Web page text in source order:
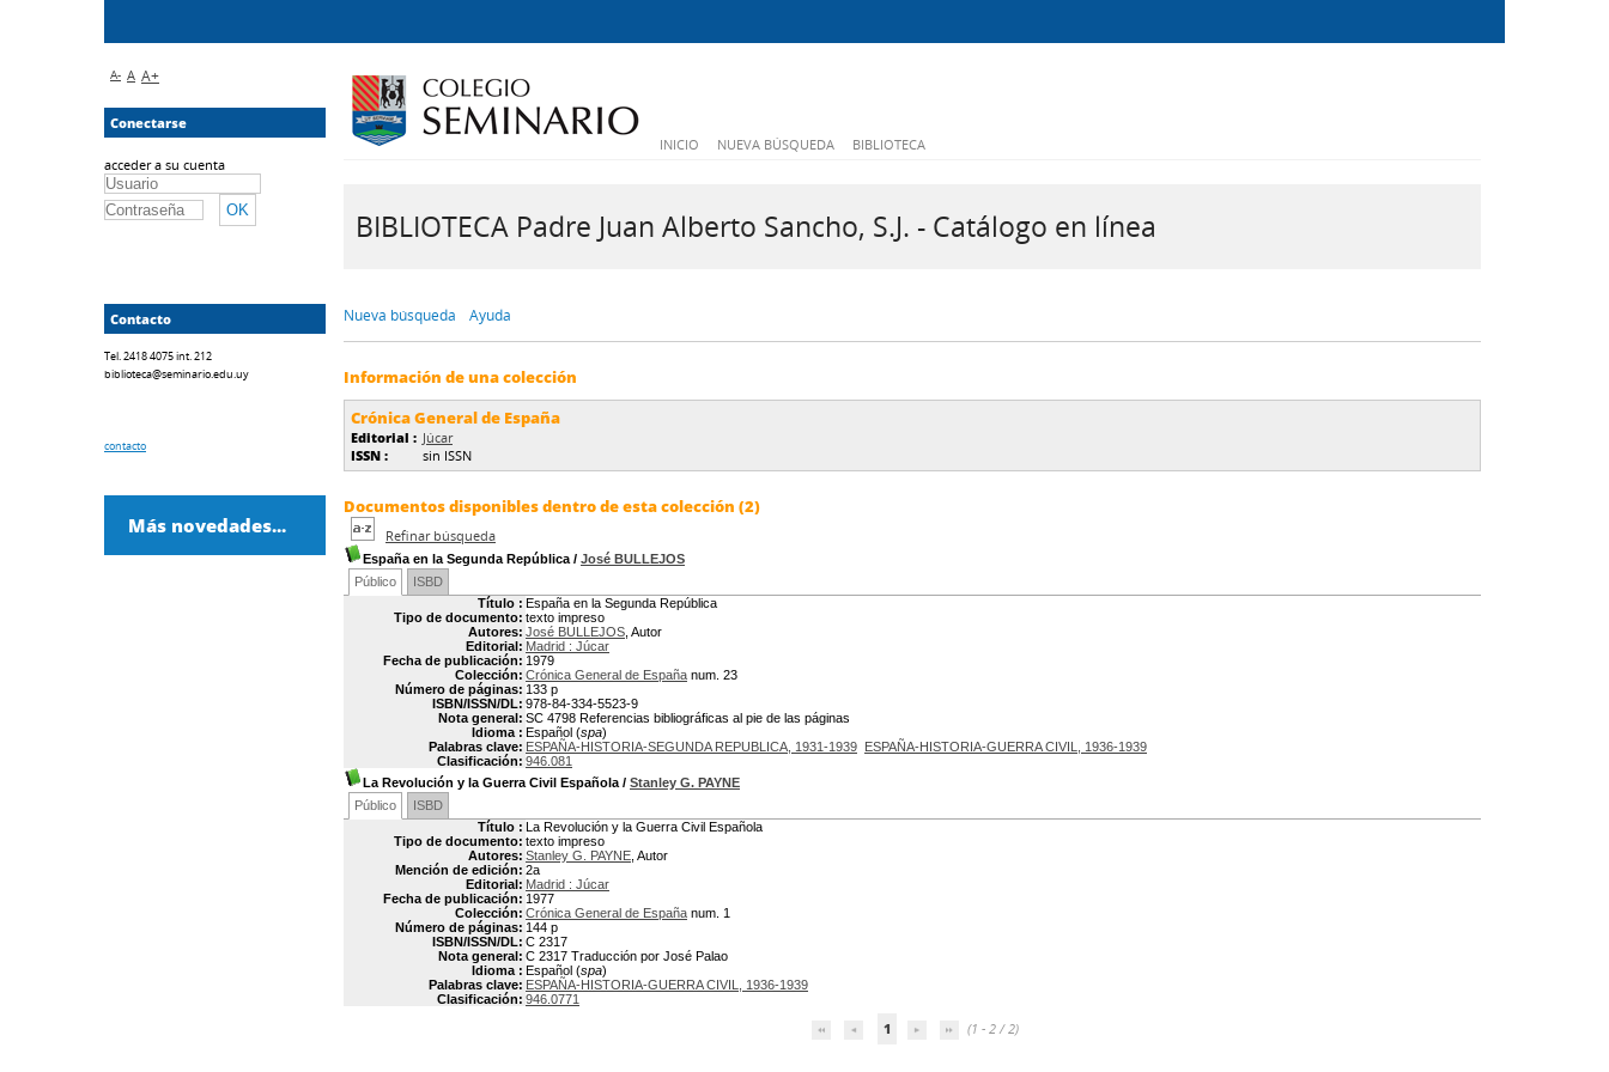
INICIO NUEVA BÚSQUEDA BIBLIOTECA
BIBLIOTECA Padre Juan Alberto Sancho, S.J. - Catálogo en línea
Nueva búsqueda Ayuda
Información de una colección
Crónica General de España
Editorial : Júcar
ISSN :
sin ISSN
Documentos disponibles dentro de esta colección (2)
Refinar búsqueda
España en la Segunda República / José BULLEJOS
Público
ISBD
Título : España en la Segunda República
Tipo de documento: texto impreso
Autores: José BULLEJOS , Autor
Editorial: Madrid : Júcar
Fecha de publicación: 1979
Colección: Crónica General de España num. 23
Número de páginas: 133 p
ISBN/ISSN/DL: 978-84-334-5523-9
Nota general: SC 4798 Referencias bibliográficas al pie de las páginas
Idioma : Español (spa)
Palabras clave: ESPAÑA-HISTORIA-SEGUNDA REPUBLICA, 1931-1939 ESPAÑA-HISTORIA-GUERRA CIVIL, 1936-1939
Clasificación: 946.081
La Revolución y la Guerra Civil Española / Stanley G. PAYNE
Público
ISBD
Título : La Revolución y la Guerra Civil Española
Tipo de documento: texto impreso
Autores: Stanley G. PAYNE , Autor
Mención de edición: 2a
Editorial: Madrid : Júcar
Fecha de publicación: 1977
Colección: Crónica General de España num. 1
Número de páginas: 144 p
ISBN/ISSN/DL: C 2317
Nota general: C 2317 Traducción por José Palao
Idioma : Español (spa)
Palabras clave: ESPAÑA-HISTORIA-GUERRA CIVIL, 1936-1939
Clasificación: 946.0771
1 (1 - 2 / 2)
A- A A+
Conectarse
acceder a su cuenta
Contacto
Tel. 2418 4075 int. 212
biblioteca@seminario.edu.uy
contacto
Más novedades...